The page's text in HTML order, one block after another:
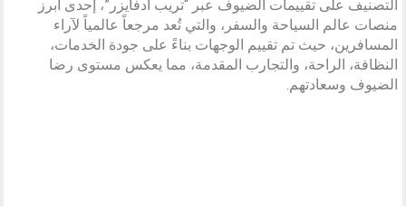
التصنيف على تقييمات الضيوف عبر “تريب أدفايزر”، إحدى أبرز
منصات عالم السياحة والسفر، والتي تُعد مرجعاً عالمياً لآراء
المسافرين، حيث تم تقييم الوجهات بناءً على جودة الخدمات،
النظافة، الراحة، والتجارب المقدمة، مما يعكس مستوى رضا
الضيوف وسعادتهم.